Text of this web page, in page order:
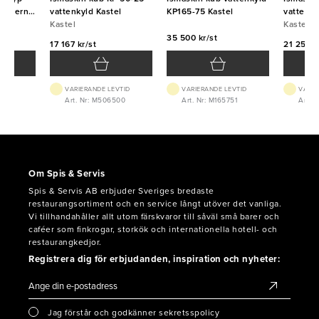
vattenkyld Kastel
Kastel
17 167 kr/st
VARIERANDE LEVTID
Art. Nr: M506500
KP165-75 Kastel
35 500 kr/st
VARIERANDE LEVTID
Art. Nr: M165751
Kastel
21 250
Art.
Om Spis & Servis
Spis & Servis AB erbjuder Sveriges bredaste
restaurangsortiment och en service långt utöver det vanliga.
Vi tillhandahåller allt utom färskvaror till såväl små barer och
caféer som finkrogar, storkök och internationella hotell- och
restaurangkedjor.
Registrera dig för erbjudanden, inspiration och nyheter:
Jag förstår och godkänner sekretsspolicy